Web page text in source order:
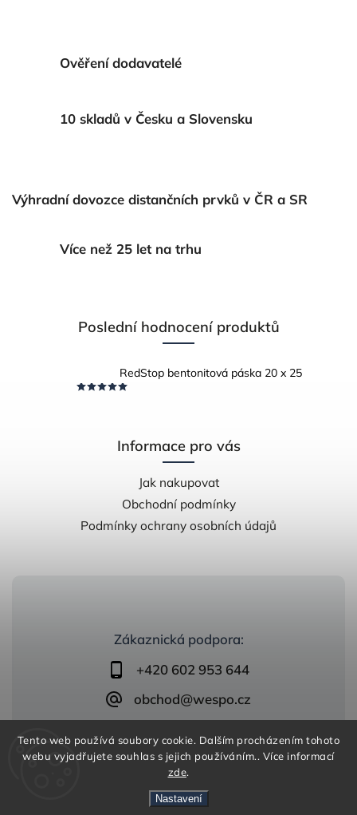
Tento web používá soubory cookie. Dalším procházením tohoto
webu vyjadřujete souhlas s jejich používáním.. Více informací
zde.
Nastavení
Ověření dodavatelé
10 skladů v Česku a Slovensku
Výhradní dovozce distančních prvků v ČR a SR
Více než 25 let na trhu
Zákaznická podpora:
+420 602 953 644
obchod@wespo.cz
Poslední hodnocení produktů
RedStop bentonitová páska 20 x 25
Informace pro vás
Jak nakupovat
Obchodní podmínky
Podmínky ochrany osobních údajů
zelezobeton.wespo.cz